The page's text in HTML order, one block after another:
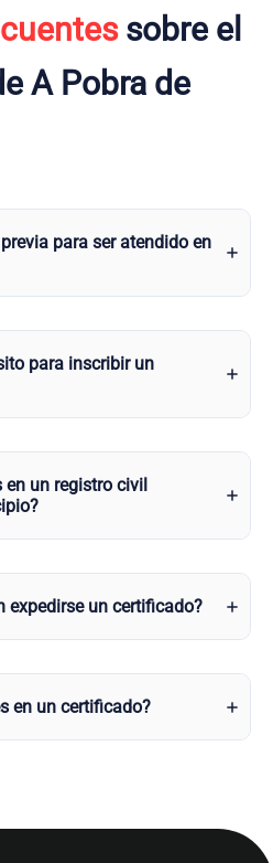
sobre el
A Pobra de
para ser atendido en
para inscribir un
en un registro civil
expedirse un certificado?
en un certificado?